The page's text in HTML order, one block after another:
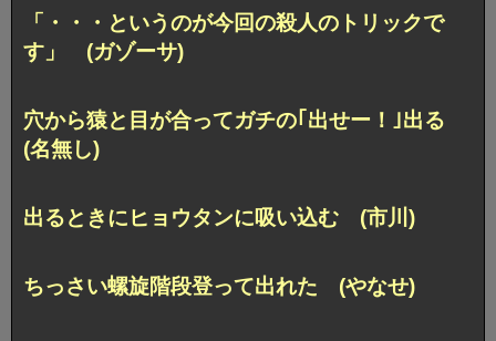
「・・・というのが今回の殺人のトリックで
す」 (ガゾーサ)
穴から猿と目が合ってガチの｢出せー！｣出る
(名無し)
出るときにヒョウタンに吸い込む (市川)
ちっさい螺旋階段登って出れた (やなせ)